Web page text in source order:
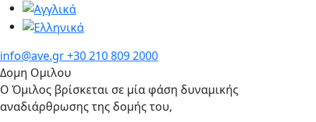
info@ave.gr+30 210 809 2000
Δομη Ομιλου
Ο Όμιλος βρίσκεται σε μία φάση δυναμικής
αναδιάρθρωσης της δομής του,